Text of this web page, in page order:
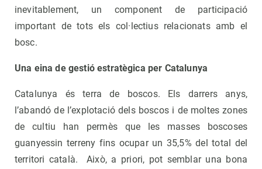
inevitablement, un component de participació
important de tots els col·lectius relacionats amb el
bosc.
Una eina de gestió estratègica per Catalunya
Catalunya és terra de boscos. Els darrers anys,
l’abandó de l’explotació dels boscos i de moltes zones
de cultiu han permès que les masses boscoses
guanyessin terreny fins ocupar un 35,5% del total del
territori català. Això, a priori, pot semblar una bona